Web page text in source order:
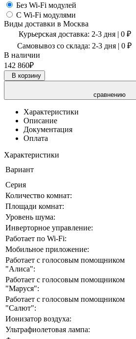
Без Wi-Fi модулей
С Wi-Fi модулями
Виды доставки в Москва
Курьерская доставка: 2-3 дня | 0 ₽
Самовывоз со склада: 2-3 дня | 0 ₽
В наличии
142 860₽
В корзину
сравнению
Характеристики
Описание
Документация
Оплата
Характеристики
Вариант
Серия
Количество комнат:
Площади комнат:
Уровень шума:
Инверторное управление:
Работает по Wi-Fi:
Мобильное приложение:
Работает с голосовым помощником
"Алиса":
Работает с голосовым помощником
"Маруся":
Работает с голосовым помощником
"Салют":
Ионизатор воздуха:
Ультрафиолетовая лампа: